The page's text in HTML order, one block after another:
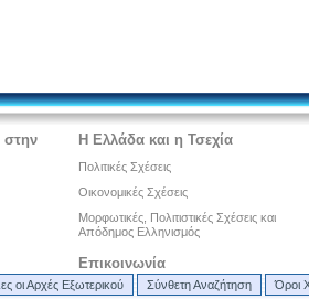
στην
Η Ελλάδα και η Τσεχία
Πολιτικές Σχέσεις
Οικονομικές Σχέσεις
Μορφωτικές, Πολιτιστικές Σχέσεις και
Απόδημος Ελληνισμός
Επικοινωνία
οι Αρχές Εξωτερικού Σύνθετη Αναζήτηση Όροι